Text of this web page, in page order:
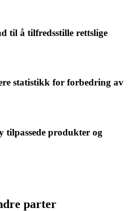
til å tilfredsstille rettslige
statistikk for forbedring av
tilpassede produkter og
parter